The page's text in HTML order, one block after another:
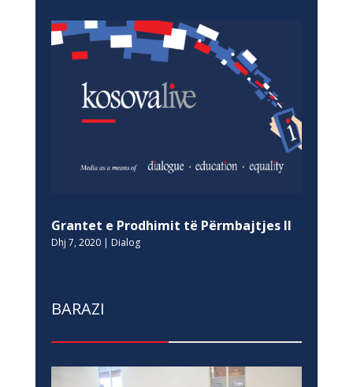
Grantet e Prodhimit të Përmbajtjes II
Dhj 7, 2020| Dialog
BARAZI